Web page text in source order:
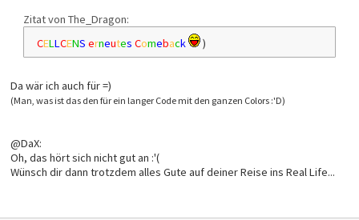
Zitat von The_Dragon:
CELLCENS erneutes Comeback )
Da wär ich auch für =)
(Man, was ist das den für ein langer Code mit den ganzen Colors :'D)
@DaX:
Oh, das hört sich nicht gut an :'(
Wünsch dir dann trotzdem alles Gute auf deiner Reise ins Real Life...